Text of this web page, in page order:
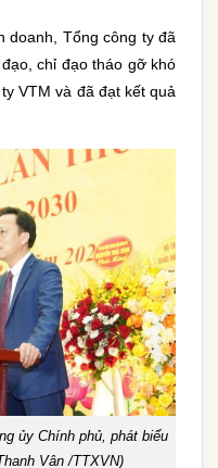
doanh, Tổng công ty đã
chỉ đạo tháo gỡ khó
VTM và đã đạt kết quả
ủy Chính phủ, phát biểu
Vân /TTXVN)